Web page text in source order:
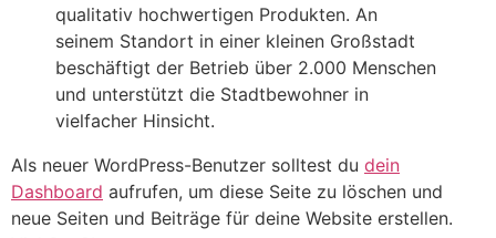
qualitativ hochwertigen Produkten. An
seinem Standort in einer kleinen Großstadt
beschäftigt der Betrieb über 2.000 Menschen
und unterstützt die Stadtbewohner in
vielfacher Hinsicht.
Als neuer WordPress-Benutzer solltest du dein
Dashboard aufrufen, um diese Seite zu löschen und
neue Seiten und Beiträge für deine Website erstellen.